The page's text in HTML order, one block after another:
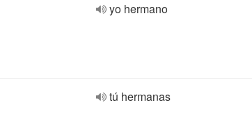
yo hermano
tú hermanas